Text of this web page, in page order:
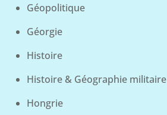
Géopolitique
Géorgie
Histoire
Histoire & Géographie militaire
Hongrie